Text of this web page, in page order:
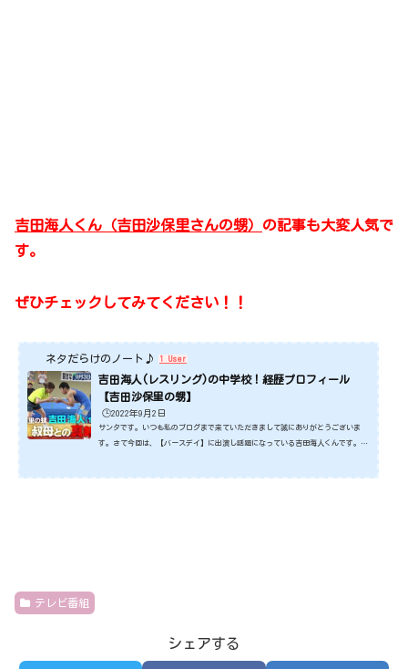
吉田海人くん（吉田沙保里さんの甥） の記事も大変人気で
す。
ぜひチェックしてみてください！！
ネタだらけのノート♪ 1 User
吉田海人(レスリング)の中学校！経歴プロフィール
【吉田沙保里の甥】
🕒️2022年9月2日
サンタです。いつも私のブログまで来ていただきまして誠にありがとうございま
す。さて今回は、【バースデイ】に出演し話題になっている吉田海人くんです。吉
テレビ番組
シェアする